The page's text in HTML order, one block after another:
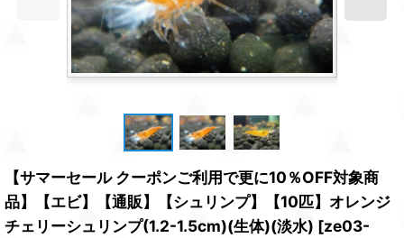
【サマーセール クーポンご利用で更に10％OFF対象商
品】【エビ】【通販】【シュリンプ】【10匹】オレンジ
チェリーシュリンプ(1.2-1.5cm)(生体)(淡水) [ze03-